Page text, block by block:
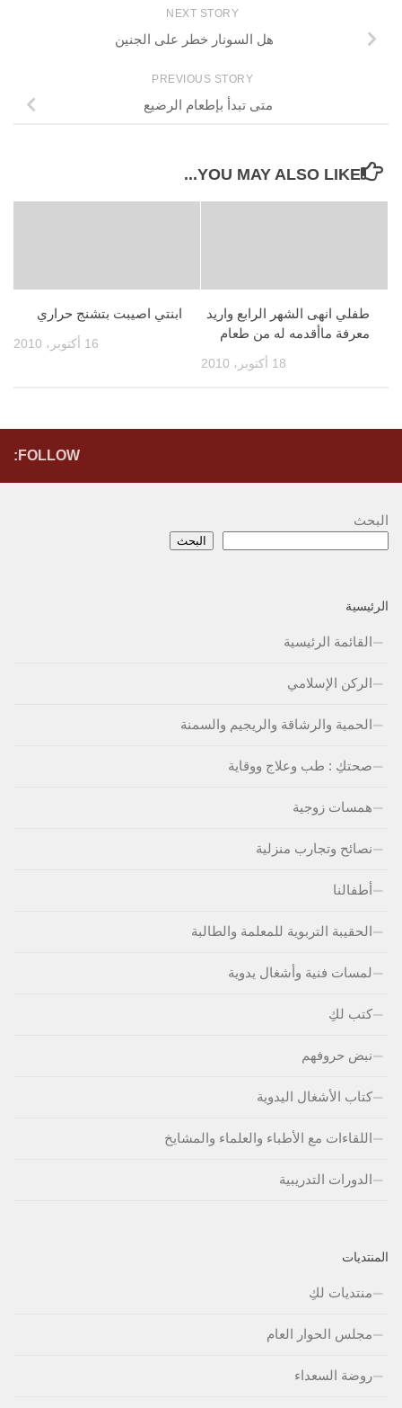
NEXT STORY
هل السونار خطر على الجنين
PREVIOUS STORY
متى تبدأ بإطعام الرضيع
YOU MAY ALSO LIKE...
ابنتي اصيبت بتشنج حراري
16 أكتوبر، 2010
طفلي انهى الشهر الرابع واريد
معرفة ماأقدمه له من طعام
18 أكتوبر، 2010
FOLLOW:
البحث
البحث
الرئيسية
القائمة الرئيسية
الركن الإسلامي
الحمية والرشاقة والريجيم والسمنة
صحتكِ : طب وعلاج ووقاية
همسات زوجية
نصائح وتجارب منزلية
أطفالنا
الحقيبة التربوية للمعلمة والطالبة
لمسات فنية وأشغال يدوية
كتب لكِ
نبض حروفهم
كتاب الأشغال اليدوية
اللقاءات مع الأطباء والعلماء والمشايخ
الدورات التدريبية
المنتديات
منتديات لكِ
مجلس الحوار العام
روضة السعداء